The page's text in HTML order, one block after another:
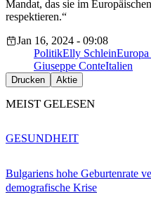
Mandat, das sie im
respektieren.“
Jan 16, 2024 - 09:08
PolitikElly Schlein
Giuseppe ConteItalien
Drucken Aktie
MEIST GELESEN
Bulgariens hohe Geburtenrate
demografische Krise
GESUNDHEIT